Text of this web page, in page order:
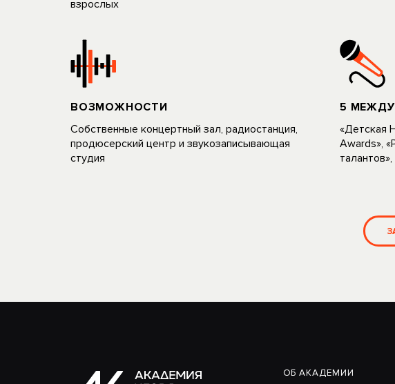
взрослых
ВОЗМОЖНОСТИ
Собственные концертный зал, радиостанция,
продюсерский центр и звукозаписывающая
студия
5
«Детская
Awards»,
ОБ АКАДЕМИИ